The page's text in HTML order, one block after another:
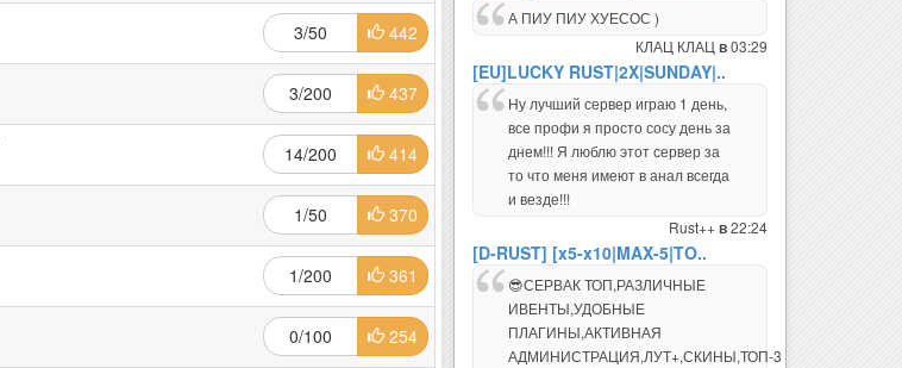
3/50 442
3/200 437
14/200 414
1/50 370
1/200 361
0/100 254
А ПИУ ПИУ ХУЕСОС )
КЛАЦ КЛАЦ в03:29
[EU]LUCKY RUST|2X|SUNDAY|..
Ну лучший сервер играю 1 день,
все профи я просто сосу день за
днем!!! Я люблю этот сервер за
то что меня имеют в анал всегда
и везде!!!
Rust++ в22:24
[D-RUST] [x5-x10|MAX-5|TO..
😎СЕРВАК ТОП,РАЗЛИЧНЫЕ
ИВЕНТЫ,УДОБНЫЕ
ПЛАГИНЫ,АКТИВНАЯ
АДМИНИСТРАЦИЯ,ЛУТ+,СКИНЫ,ТОП-3